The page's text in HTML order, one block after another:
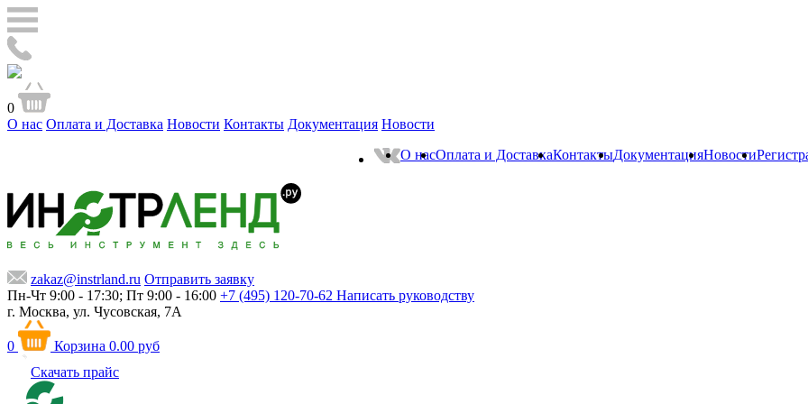
0
О нас Оплата и Доставка Новости Контакты Документация Новости
О насОплата и ДоставкаКонтактыДокументацияНовости
zakaz@instrland.ru Отправить заявку
Пн-Чт 9:00 - 17:30; Пт 9:00 - 16:00 +7 (495) 120-70-62 Написать руководству
г. Москва, ул. Чусовская, 7А
0 Корзина 0.00 руб
Скачать прайс